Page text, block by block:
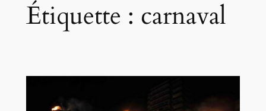
Étiquette : carnaval